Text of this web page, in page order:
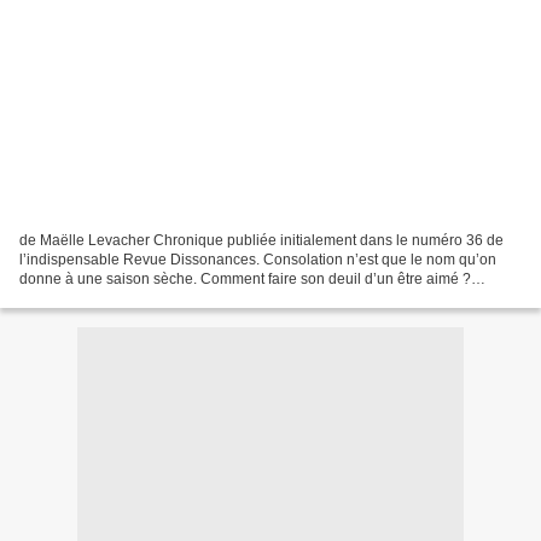
de Maëlle Levacher Chronique publiée initialement dans le numéro 36 de
l’indispensable Revue Dissonances. Consolation n’est que le nom qu’on
donne à une saison sèche. Comment faire son deuil d’un être aimé ?